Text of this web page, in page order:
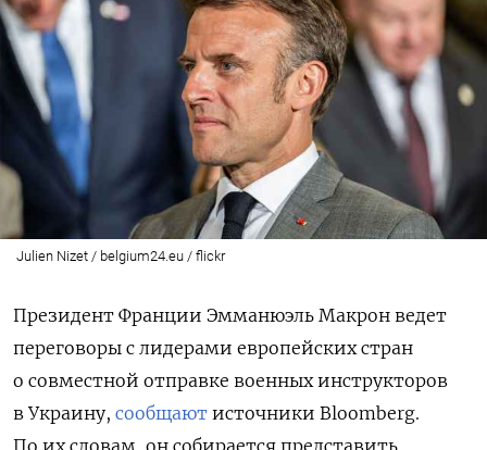
Julien Nizet / belgium24.eu / flickr
Президент Франции Эмманюэль Макрон ведет
переговоры с лидерами европейских стран
о совместной отправке военных инструкторов
в Украину, сообщают источники Bloomberg.